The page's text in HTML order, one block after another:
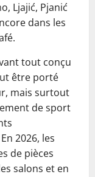
Ljajić, Pjanić
dans les
tout conçu
être porté
mais surtout
de sport
2026, les
de pièces
salons et en